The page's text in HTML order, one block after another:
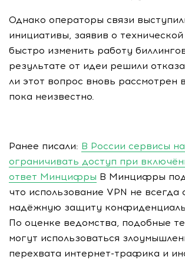
Однако операторы связи
инициативы, заявив о
быстро изменить работу
результате от идеи решили
ли этот вопрос вновь рассмотрен
пока неизвестно.
Ранее писали: В России сервисы
ограничивать доступ при
ответ Минцифры В Минцифры
что использование VPN не всегда
надёжную защиту
По оценке ведомства, подобные
могут использоваться
перехвата интернет-трафика и